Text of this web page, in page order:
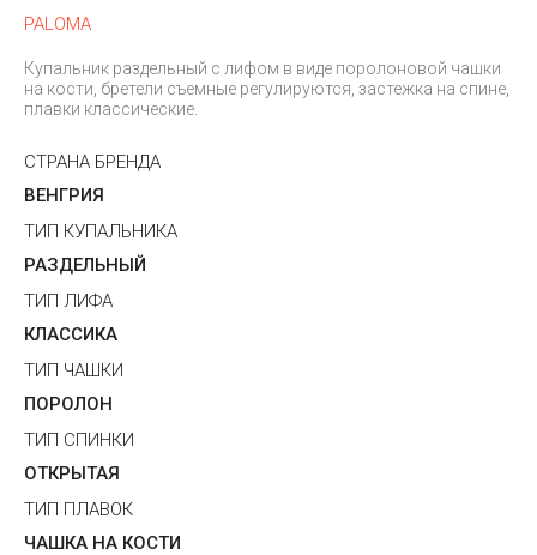
PALOMA
Купальник раздельный с лифом в виде поролоновой чашки
на кости, бретели съемные регулируются, застежка на спине,
плавки классические.
СТРАНА БРЕНДА
ВЕНГРИЯ
ТИП КУПАЛЬНИКА
РАЗДЕЛЬНЫЙ
ТИП ЛИФА
КЛАССИКА
ТИП ЧАШКИ
ПОРОЛОН
ТИП СПИНКИ
ОТКРЫТАЯ
ТИП ПЛАВОК
ЧАШКА НА КОСТИ